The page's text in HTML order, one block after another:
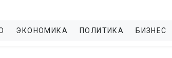
ЭКОНОМИКА ПОЛИТИКА БИЗНЕС